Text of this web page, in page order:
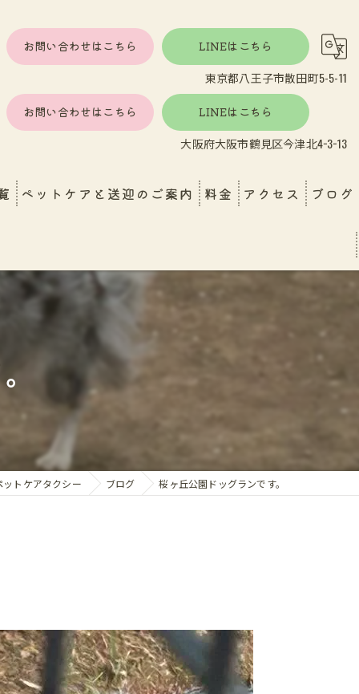
お問い合わせはこちら LINEはこちら
東京都八王子市散田町5-5-11
お問い合わせはこちら LINEはこちら
大阪府大阪市鶴見区今津北4−3−13
ェ送迎
迎
サポート
ペットケアと送迎のご案内
ペットホテル・ペットケア
おうちで受けられる安心ケア
料金 アクセス ブログ
トケアタクシー ブログ 桜ヶ丘公園ドッグランです。